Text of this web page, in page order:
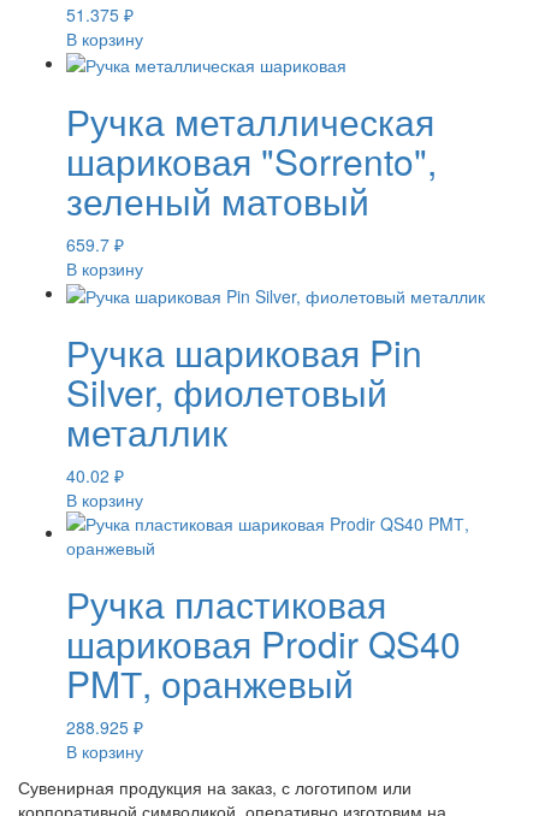
51.375 ₽
В корзину
Ручка металлическая
шариковая "Sorrento",
зеленый матовый
659.7 ₽
В корзину
Ручка шариковая Pin
Silver, фиолетовый
металлик
40.02 ₽
В корзину
Ручка пластиковая
шариковая Prodir QS40
PMТ, оранжевый
288.925 ₽
В корзину
Сувенирная продукция на заказ, с логотипом или
корпоративной символикой, оперативно изготовим на